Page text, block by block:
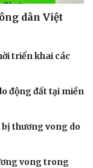
dân Việt
triển khai các
động đất tại miền
bị thương vong do
vong trong